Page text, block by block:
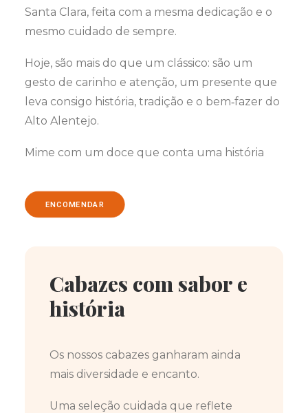
Santa Clara, feita com a mesma dedicação e o
mesmo cuidado de sempre.
Hoje, são mais do que um clássico: são um
gesto de carinho e atenção, um presente que
leva consigo história, tradição e o bem‑fazer do
Alto Alentejo.
Mime com um doce que conta uma história
ENCOMENDAR
Cabazes com sabor e
história
Os nossos cabazes ganharam ainda
mais diversidade e encanto.
Uma seleção cuidada que reflete